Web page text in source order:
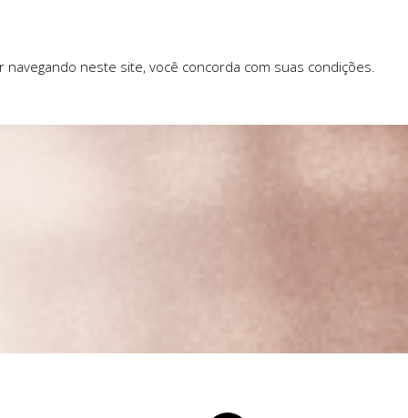
navegando neste site, você concorda com suas condições.